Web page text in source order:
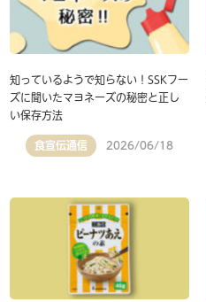
知っているようで知らない！SSKフー
ズに聞いたマヨネーズの秘密と正し
い保存方法
食宣伝通信 2026/06/18